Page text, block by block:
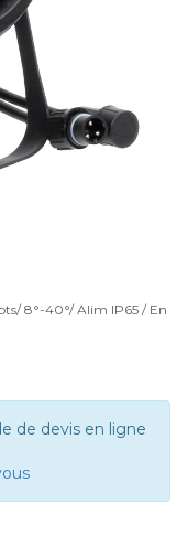
8°-40°/ Alim IP65 / En
de devis en ligne